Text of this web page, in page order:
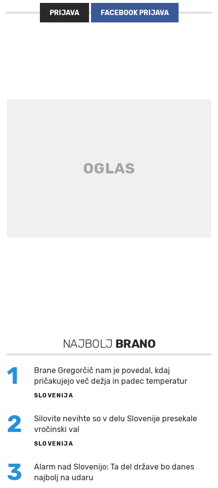
PRIJAVA FACEBOOK PRIJAVA
NAJBOLJ BRANO
1
Brane Gregorčič nam je povedal, kdaj
pričakujejo več dežja in padec temperatur
SLOVENIJA
2
Silovite nevihte so v delu Slovenije presekale
vročinski val
SLOVENIJA
3
Alarm nad Slovenijo: Ta del države bo danes
najbolj na udaru